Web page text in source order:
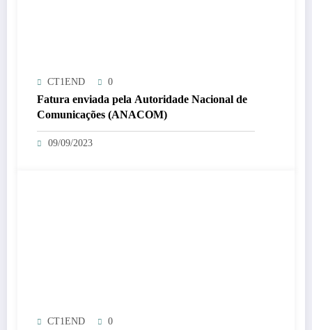
CT1END 0
Fatura enviada pela Autoridade Nacional de
Comunicações (ANACOM)
09/09/2023
CT1END 0